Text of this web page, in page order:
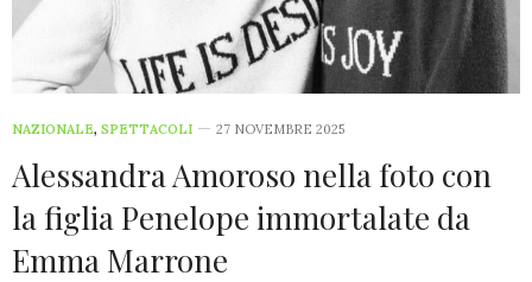
NAZIONALE, SPETTACOLI 27 NOVEMBRE 2025
Alessandra Amoroso nella foto con
la figlia Penelope immortalate da
Emma Marrone